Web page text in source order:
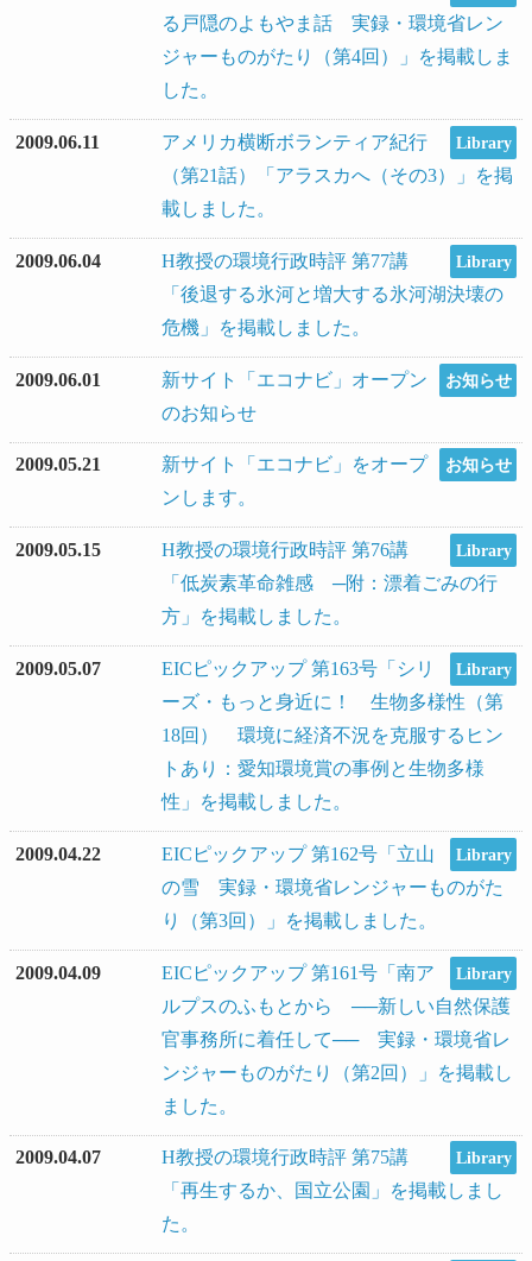
る戸隠のよもやま話 実録・環境省レン
ジャーものがたり（第4回）」を掲載しま
した。
2009.06.11 Library
アメリカ横断ボランティア紀行
（第21話）「アラスカへ（その3）」を掲
載しました。
2009.06.04 Library
H教授の環境行政時評 第77講
「後退する氷河と増大する氷河湖決壊の
危機」を掲載しました。
2009.06.01 お知らせ
新サイト「エコナビ」オープン
のお知らせ
2009.05.21 お知らせ
新サイト「エコナビ」をオープ
ンします。
2009.05.15 Library
H教授の環境行政時評 第76講
「低炭素革命雑感 ─附：漂着ごみの行
方」を掲載しました。
2009.05.07 Library
EICピックアップ 第163号「シリ
ーズ・もっと身近に！ 生物多様性（第
18回） 環境に経済不況を克服するヒン
トあり：愛知環境賞の事例と生物多様
性」を掲載しました。
2009.04.22 Library
EICピックアップ 第162号「立山
の雪 実録・環境省レンジャーものがた
り（第3回）」を掲載しました。
2009.04.09 Library
EICピックアップ 第161号「南ア
ルプスのふもとから ──新しい自然保護
官事務所に着任して── 実録・環境省レ
ンジャーものがたり（第2回）」を掲載し
ました。
2009.04.07 Library
H教授の環境行政時評 第75講
「再生するか、国立公園」を掲載しまし
た。